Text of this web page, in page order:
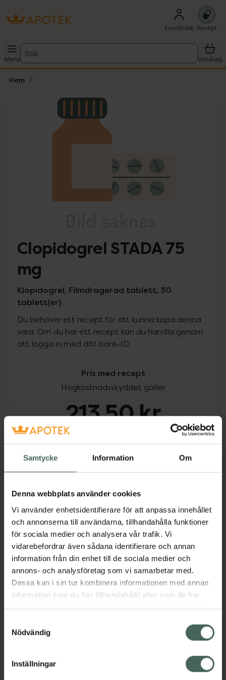
Samtycke Information Om
Denna webbplats använder cookies
Vi använder enhetsidentifierare för att anpassa innehållet
och annonserna till användarna, tillhandahålla funktioner
för sociala medier och analysera vår trafik. Vi
vidarebefordrar även sådana identifierare och annan
information från din enhet till de sociala medier och
annons- och analysföretag som vi samarbetar med.
Dessa kan i sin tur kombinera informationen med annan
information som du har tillhandahållit eller som de har
samlat in när du har använt deras tjänster. Samtycke till
återkalla ditt samtycke via webbplatsens
cookieinställningar. Ett återkallat samtycke påverkar inte
lagligheten av behandling som skett innan återkallelsen.
Nödvändig
Inställningar
Kundklubb Recept
Meny
Sök
Varukorg
Hem
Lista: . Innehåller 1 objekt.
Clopidogrel STADA 75
mg
Klopidogrel, Filmdragerad tablett, 30
tablett(er)
Du behöver ett recept för att kunna köpa denna
vara. Om du har ett recept kan du handla genom
att logga in med ditt bank-ID.
Pris med recept
Högkostnadsskyddet gäller
213,50 kr
Köp via ditt recept
Aktuella erbjudanden
Beskrivning Dölj
Läs alltid bipacksedeln innan
användning.
EAN:07046264338292
Bipacksedel från FASS Visa